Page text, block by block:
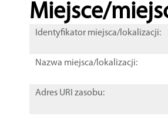
Miejsce/
Identyfikator miejsca/lokalizacji:
Nazwa miejsca/lokalizacji:
Adres URI zasobu: